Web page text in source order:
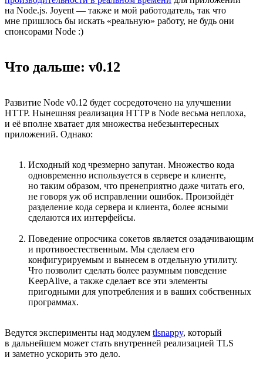
на Node.js. Joyent — также и мой работодатель, так что
мне пришлось бы искать «реальную» работу, не будь они
спонсорами Node :)
Что дальше: v0.12
Развитие Node v0.12 будет сосредоточено на улучшении
HTTP. Нынешняя реализация HTTP в Node весьма неплоха,
и её вполне хватает для множества небезынтересных
приложений. Однако:
Исходный код чрезмерно запутан. Множество кода
одновременно используется в сервере и клиенте,
но таким образом, что пренеприятно даже читать его,
не говоря уж об исправлении ошибок. Произойдёт
разделение кода сервера и клиента, более ясными
сделаются их интерфейсы.
Поведение опросчика сокетов является озадачивающим
и противоестественным. Мы сделаем его
конфигурируемым и вынесем в отдельную утилиту.
Что позволит сделать более разумным поведение
KeepAlive, а также сделает все эти элементы
пригодными для употребления и в ваших собственных
программах.
Ведутся эксперименты над модулем tlsnappy, который
в дальнейшем может стать внутренней реализацией TLS
и заметно ускорить это дело.